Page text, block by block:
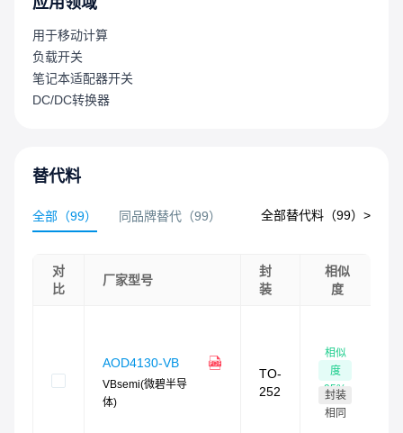
用于移动计算
负载开关
笔记本适配器开关
DC/DC转换器
替代料
全部 （99） 同品牌替代 （99） 全部替代料（99）>
对
比
厂家型号
封
装
相似
度
AOD4130-VB
VBsemi(微碧半导
体)
TO-
252
相似
度
95%
封装
相同